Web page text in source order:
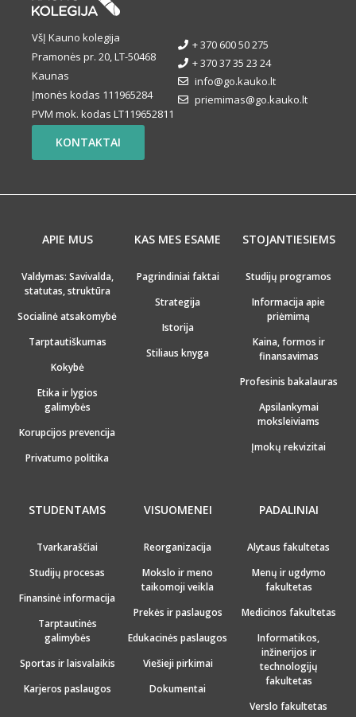
VšĮ Kauno kolegija
Pramonės pr. 20, LT-50468
Kaunas
Įmonės kodas 111965284
PVM mok. kodas LT119652811
+ 370 600 50 275
+ 370 37 35 23 24
info@go.kauko.lt
priemimas@go.kauko.lt
KONTAKTAI
APIE MUS
Valdymas: Savivalda,
statutas, struktūra
Socialinė atsakomybė
Tarptautiškumas
Kokybė
Etika ir lygios
galimybės
Korupcijos prevencija
Privatumo politika
KAS MES ESAME
Pagrindiniai faktai
Strategija
Istorija
Stiliaus knyga
STOJANTIESIEMS
Studijų programos
Informacija apie
priėmimą
Kaina, formos ir
finansavimas
Profesinis bakalauras
Apsilankymai
moksleiviams
Įmokų rekvizitai
STUDENTAMS
Tvarkaraščiai
Studijų procesas
Finansinė informacija
Tarptautinės
galimybės
Sportas ir laisvalaikis
Karjeros paslaugos
VISUOMENEI
Reorganizacija
Mokslo ir meno
taikomoji veikla
Prekės ir paslaugos
Edukacinės paslaugos
Viešieji pirkimai
Dokumentai
PADALINIAI
Alytaus fakultetas
Menų ir ugdymo
fakultetas
Medicinos fakultetas
Informatikos,
inžinerijos ir
technologijų
fakultetas
Verslo fakultetas